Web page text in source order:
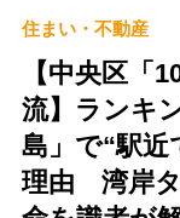
住まい・不動産
【中央区「
流】ランキ
島」で“駅近
理由 湾岸タ